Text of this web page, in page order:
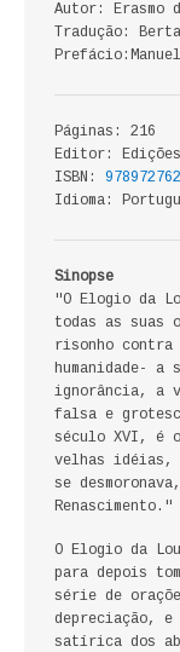
ANÁLISE DA
COLEÇÃO
HISTÓRIA
PRÉ-HISTÓRIA
LITERATURA
BIOGRAFIA
FICÇÃO E
LABIRINTOS
NOVA
POESIA E
Autor: Erasmo
Tradução: Berta
Páginas: 216
Editor: Edições
ISBN:
Idioma:
Sinopse
"O Elogio da
todas as suas
risonho contra
humanidade-
ignorância, a
falsa e
século XVI, é
velhas idéias,
se
Renascimento."
O Elogio da
para depois
série de
depreciação, e
satírica dos